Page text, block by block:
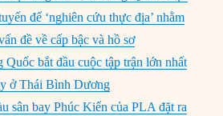
để ‘nghiên cứu thực địa’ nhằm
đề về cấp bậc và hồ sơ
Quốc bắt đầu cuộc tập trận lớn nhất
ở Thái Bình Dương
sân bay Phúc Kiến của PLA đặt ra